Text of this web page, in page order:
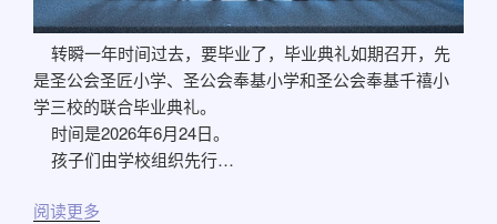
转瞬一年时间过去，要毕业了，毕业典礼如期召开，先
是圣公会圣匠小学、圣公会奉基小学和圣公会奉基千禧小
学三校的联合毕业典礼。
时间是2026年6月24日。
孩子们由学校组织先行…
阅读更多